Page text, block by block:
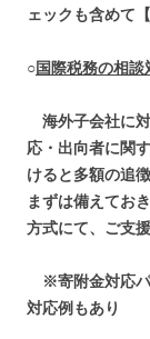
ェックも含めて
○国際税務の相談
海外子会社に
応・出向者に関
けると多額の追
まずは備えてお
方式にて、ご支
※寄附金対応
対応例もあり